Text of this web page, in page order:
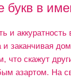
букв в
и
и заканчивая
что скажут
азартом. На